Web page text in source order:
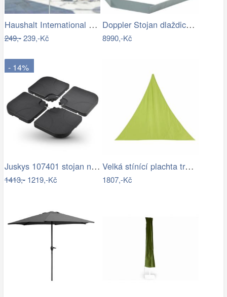
Haushalt International Slunečník duhový…
249,-239,-Kč
Doppler Stojan dlaždicový pro slun.…
8990,-Kč
- 14%
Juskys 107401 stojan na slunčeník černý…
1413,-1219,-Kč
Velká stínící plachta trojcípá 4m
1807,-Kč